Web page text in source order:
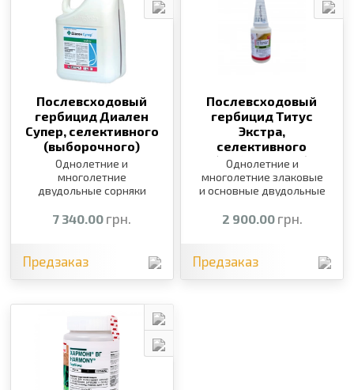
Послевсходовый
гербицид Диален
Супер, селективного
(выборочного)
действия,10 л
Однолетние и
многолетние
двудольные сорняки
7 340.00 грн.
Предзаказ
Послевсходовый
гербицид Титус
Экстра,
селективного
(выборочного)
действия,250 г
Однолетние и
многолетние злаковые
и основные двудольные
2 900.00 грн.
Предзаказ